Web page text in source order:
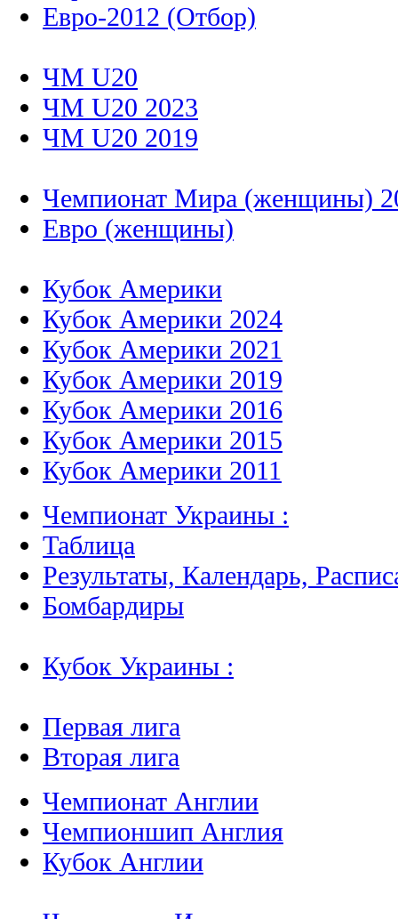
Евро-2012 (Отбор)
ЧМ U20
ЧМ U20 2023
ЧМ U20 2019
Чемпионат Мира (женщины)
Евро (женщины)
Кубок Америки
Кубок Америки 2024
Кубок Америки 2021
Кубок Америки 2019
Кубок Америки 2016
Кубок Америки 2015
Кубок Америки 2011
Чемпионат Украины :
Таблица
Результаты, Календарь,
Бомбардиры
Кубок Украины :
Первая лига
Вторая лига
Чемпионат Англии
Чемпионшип Англия
Кубок Англии